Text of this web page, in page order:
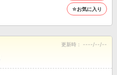
☆お気に入り
更新時： ----/--/--